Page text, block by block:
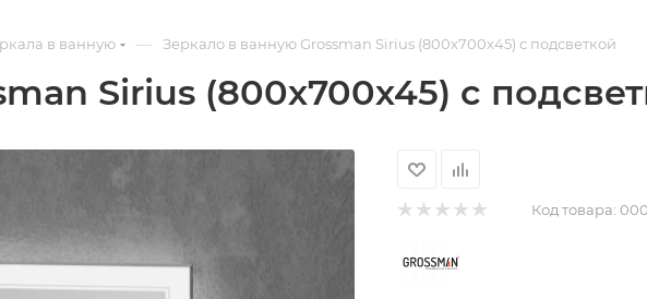
в ванную — Зеркало в ванную Grossman Sirius (800х700х45) с подсветкой
Sirius (800х700х45) с
Код товара: